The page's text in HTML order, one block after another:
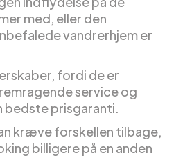
med, eller den
vandrerhjem er
fordi de er
service og
bedste prisgaranti.
kræve forskellen tilbage,
billigere på en anden